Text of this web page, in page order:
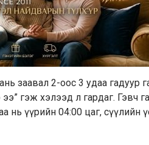
заавал 2-оос 3 удаа гадуур
гэж хэлээд л гардаг. Гэвч
үүрийн 04:00 цаг, сүүлийн